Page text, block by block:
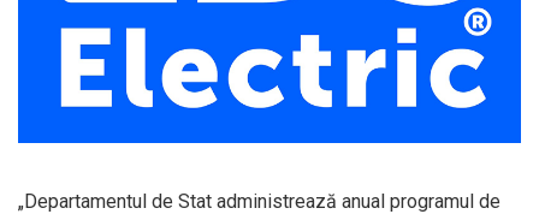
„Departamentul de Stat administrează anual programul de